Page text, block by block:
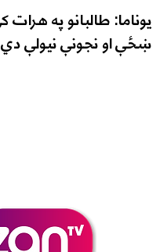
ښځې او نجونې نیولې دي